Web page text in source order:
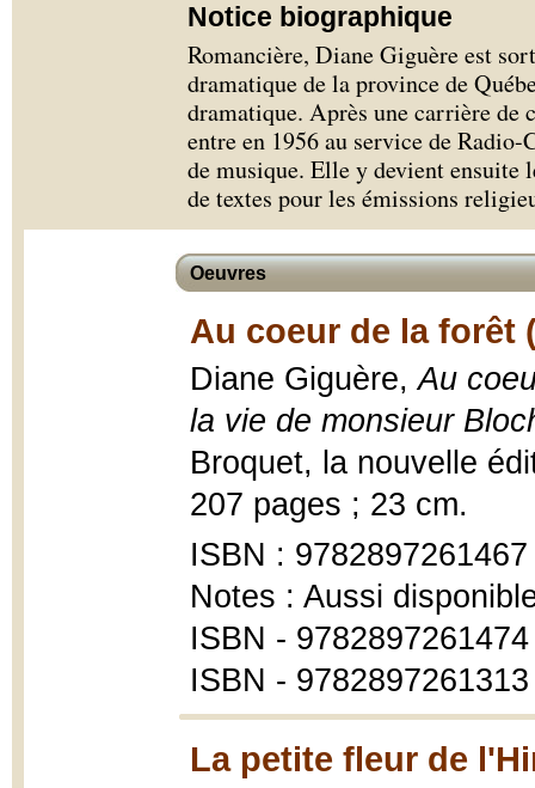
Notice biographique
Romancière, Diane Giguère est
dramatique de la province de
dramatique. Après une carrière de
entre en 1956 au service de
de musique. Elle y devient ensuite
de textes pour les émissions
Oeuvres
Au coeur de la forêt
Diane Giguère,Au
la vie de monsieur
Broquet, la nouvelle
207 pages ; 23 cm.
ISBN : 9782897261467
Notes : Aussi
ISBN -
ISBN -
La petite fleur de